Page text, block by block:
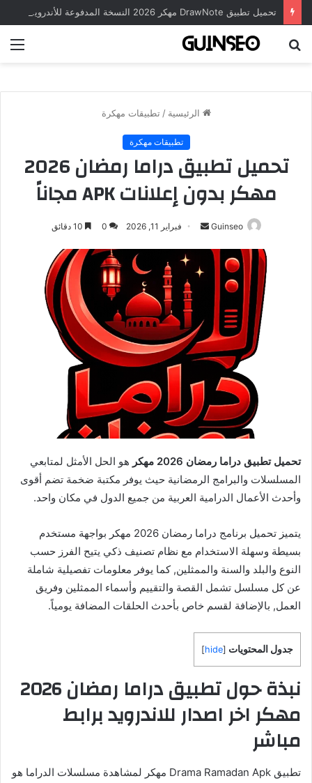
تحميل تطبيق DrawNote مهكر 2026 النسخة المدفوعة للأندرويد مجاناً
الرئيسية / تطبيقات مهكرة
تطبيقات مهكرة
تحميل تطبيق دراما رمضان 2026
مهكر بدون إعلانات APK مجاناً
Guinseo
أرسل
إلكترونيا
فبراير 11, 2026 0
تحميل تطبيق دراما رمضان 2026 مهكر
هو الحل الأمثل لمتابعي
المسلسلات والبرامج الرمضانية حيث يوفر مكتبة ضخمة تضم أقوى
وأحدث الأعمال الدرامية العربية من جميع الدول في مكان واحد.
يتميز تحميل برنامج دراما رمضان 2026 مهكر بواجهة مستخدم
بسيطة وسهلة الاستخدام مع نظام تصنيف ذكي يتيح الفرز حسب
النوع والبلد والسنة والممثلين, كما يوفر معلومات تفصيلية شاملة
عن كل مسلسل تشمل القصة والتقييم وأسماء الممثلين وفريق
العمل, بالإضافة لقسم خاص بأحدث الحلقات المضافة يومياً.
جدول المحتويات [
hide
]
نبذة حول تطبيق دراما رمضان 2026
مهكر اخر اصدار للاندرويد برابط
مباشر
تطبيق Drama Ramadan Apk مهكر لمشاهدة مسلسلات الدراما هو